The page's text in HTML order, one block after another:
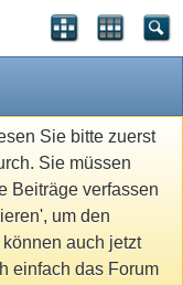
Sie bitte zuerst
Sie müssen
Beiträge verfassen
um den
auch jetzt
einfach das Forum